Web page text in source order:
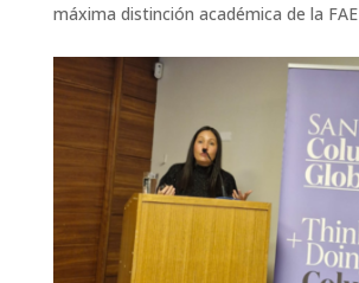
máxima distinción académica de la FAE